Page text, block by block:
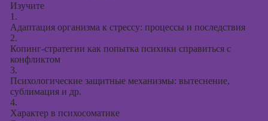
Изучите
1.
Адаптация организма к стрессу: процессы и последствия
2.
Копинг-стратегии как попытка психики справиться с
конфликтом
3.
Психологические защитные механизмы: вытеснение,
сублимация и др.
4.
Характер в психосоматике